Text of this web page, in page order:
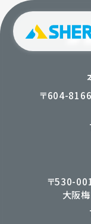
〒604-
〒530-
大阪梅